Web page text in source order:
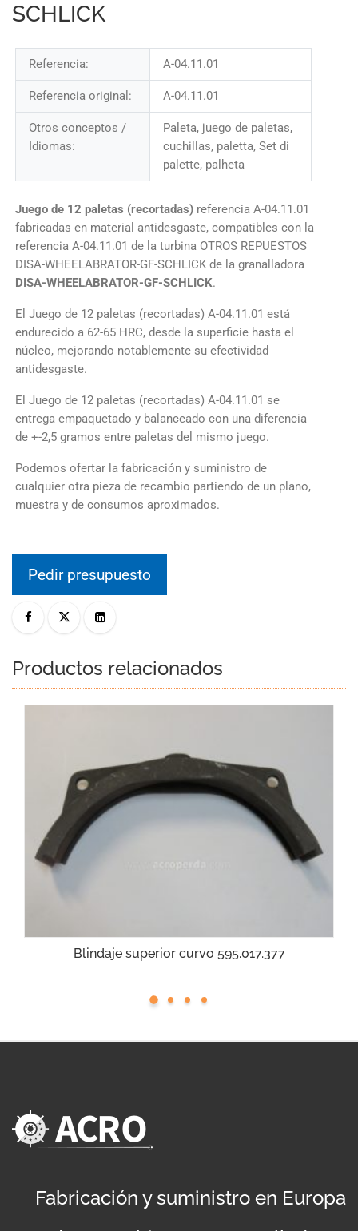
SCHLICK
Referencia: A-04.11.01
Referencia original: A-04.11.01
Otros conceptos /
Idiomas:
Paleta, juego de paletas,
cuchillas, paletta, Set di
palette, palheta
Juego de 12 paletas (recortadas) referencia A-04.11.01
fabricadas en material antidesgaste, compatibles con la
referencia A-04.11.01 de la turbina OTROS REPUESTOS
DISA-WHEELABRATOR-GF-SCHLICK de la granalladora
DISA-WHEELABRATOR-GF-SCHLICK.
El Juego de 12 paletas (recortadas) A-04.11.01 está
endurecido a 62-65 HRC, desde la superficie hasta el
núcleo, mejorando notablemente su efectividad
antidesgaste.
El Juego de 12 paletas (recortadas) A-04.11.01 se
entrega empaquetado y balanceado con una diferencia
de +-2,5 gramos entre paletas del mismo juego.
Podemos ofertar la fabricación y suministro de
cualquier otra pieza de recambio partiendo de un plano,
muestra y de consumos aproximados.
Pedir presupuesto
Productos relacionados
Blindaje superior curvo 595.017.377
Fabricación y suministro en Europa